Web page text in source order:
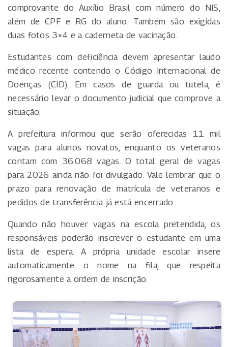
comprovante do Auxílio Brasil com número do NIS,
além de CPF e RG do aluno. Também são exigidas
duas fotos 3×4 e a caderneta de vacinação.
Estudantes com deficiência devem apresentar laudo
médico recente contendo o Código Internacional de
Doenças (CID). Em casos de guarda ou tutela, é
necessário levar o documento judicial que comprove a
situação.
A prefeitura informou que serão oferecidas 11 mil
vagas para alunos novatos, enquanto os veteranos
contam com 36.068 vagas. O total geral de vagas
para 2026 ainda não foi divulgado. Vale lembrar que o
prazo para renovação de matrícula de veteranos e
pedidos de transferência já está encerrado.
Quando não houver vagas na escola pretendida, os
responsáveis poderão inscrever o estudante em uma
lista de espera. A própria unidade escolar insere
automaticamente o nome na fila, que respeita
rigorosamente a ordem de inscrição.